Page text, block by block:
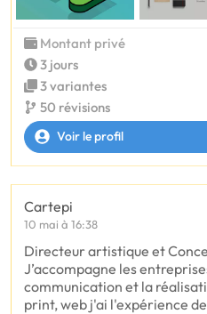
Montant privé
3 jours
3 variantes
50 révisions
Voir le profil
Cartepi
10 mai à 16:38
Directeur artistique et
J’accompagne les
communication et la
print, web j'ai l'expérience